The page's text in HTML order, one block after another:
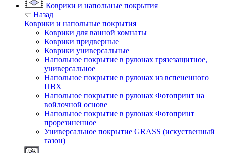
Коврики и напольные покрытия
Назад
Коврики и напольные покрытия
Коврики для ванной комнаты
Коврики придверные
Коврики универсальные
Напольное покрытие в рулонах грязезащитное,
универсальное
Напольное покрытие в рулонах из вспененного
ПВХ
Напольное покрытие в рулонах Фотопринт на
войлочной основе
Напольное покрытие в рулонах Фотопринт
прорезиненное
Универсальное покрытие GRASS (искуственный
газон)